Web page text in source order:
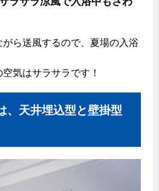
ら送風するので、夏場の入浴
気はサラサラです！
、天井埋込型と壁掛型